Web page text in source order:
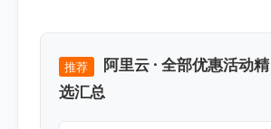
推荐
阿里云 · 全部优惠活动精
选汇总